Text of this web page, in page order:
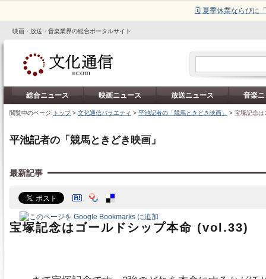
🗓️ 夏季休業ならびに
映画・放送・音楽業界の総合ポータルサイト
総合ニュース 映画ニュース 放送ニュース 音楽
閲覧中のページ: トップ> 文化通信バラエティ > 平池記者の「競馬ときどき映画」 > 宝塚記念は
平池記者の「競馬ときどき映画」
最新記事
宝塚記念はゴールドシップ本命 (vol.33)